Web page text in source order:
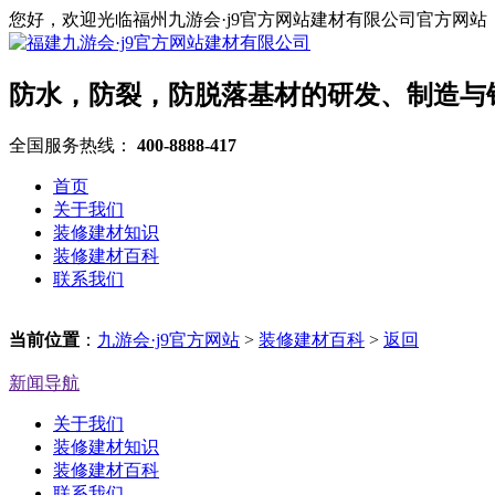
您好，欢迎光临福州九游会·j9官方网站建材有限公司官方网站
防水，防裂，防脱落基材的研发、制造与
全国服务热线： 400-8888-417
首页
关于我们
装修建材知识
装修建材百科
联系我们
当前位置 ： 九游会·j9官方网站 > 装修建材百科 > 返回
新闻导航
关于我们
装修建材知识
装修建材百科